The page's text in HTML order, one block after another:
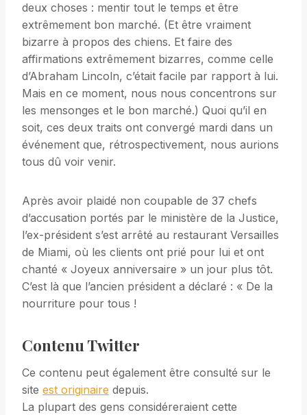
deux choses : mentir tout le temps et être
extrêmement bon marché. (Et être vraiment
bizarre à propos des chiens. Et faire des
affirmations extrêmement bizarres, comme celle
d’Abraham Lincoln, c’était facile par rapport à lui.
Mais en ce moment, nous nous concentrons sur
les mensonges et le bon marché.) Quoi qu’il en
soit, ces deux traits ont convergé mardi dans un
événement que, rétrospectivement, nous aurions
tous dû voir venir.
Après avoir plaidé non coupable de 37 chefs
d’accusation portés par le ministère de la Justice,
l’ex-président s’est arrêté au restaurant Versailles
de Miami, où les clients ont prié pour lui et ont
chanté « Joyeux anniversaire » un jour plus tôt.
C’est là que l’ancien président a déclaré : « De la
nourriture pour tous !
Contenu Twitter
Ce contenu peut également être consulté sur le
site est originaire depuis.
La plupart des gens considéreraient cette